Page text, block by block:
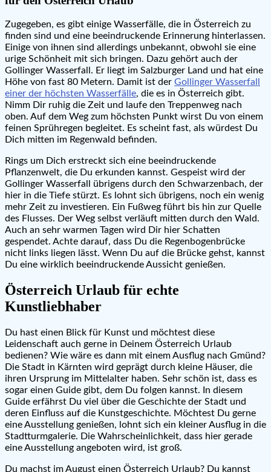
Zugegeben, es gibt einige Wasserfälle, die in Österreich zu
finden sind und eine beeindruckende Erinnerung hinterlassen.
Einige von ihnen sind allerdings unbekannt, obwohl sie eine
urige Schönheit mit sich bringen. Dazu gehört auch der
Gollinger Wasserfall. Er liegt im Salzburger Land und hat eine
Höhe von fast 80 Metern. Damit ist der Gollinger Wasserfall
einer der höchsten Wasserfälle, die es in Österreich gibt.
Nimm Dir ruhig die Zeit und laufe den Treppenweg nach
oben. Auf dem Weg zum höchsten Punkt wirst Du von einem
feinen Sprühregen begleitet. Es scheint fast, als würdest Du
Dich mitten im Regenwald befinden.
Rings um Dich erstreckt sich eine beeindruckende
Pflanzenwelt, die Du erkunden kannst. Gespeist wird der
Gollinger Wasserfall übrigens durch den Schwarzenbach, der
hier in die Tiefe stürzt. Es lohnt sich übrigens, noch ein wenig
mehr Zeit zu investieren. Ein Fußweg führt bis hin zur Quelle
des Flusses. Der Weg selbst verläuft mitten durch den Wald.
Auch an sehr warmen Tagen wird Dir hier Schatten
gespendet. Achte darauf, dass Du die Regenbogenbrücke
nicht links liegen lässt. Wenn Du auf die Brücke gehst, kannst
Du eine wirklich beeindruckende Aussicht genießen.
Österreich Urlaub für echte
Kunstliebhaber
Du hast einen Blick für Kunst und möchtest diese
Leidenschaft auch gerne in Deinem Österreich Urlaub
bedienen? Wie wäre es dann mit einem Ausflug nach Gmünd?
Die Stadt in Kärnten wird geprägt durch kleine Häuser, die
ihren Ursprung im Mittelalter haben. Sehr schön ist, dass es
sogar einen Guide gibt, dem Du folgen kannst. In diesem
Guide erfährst Du viel über die Geschichte der Stadt und
deren Einfluss auf die Kunstgeschichte. Möchtest Du gerne
eine Ausstellung genießen, lohnt sich ein kleiner Ausflug in die
Stadtturmgalerie. Die Wahrscheinlichkeit, dass hier gerade
eine Ausstellung angeboten wird, ist groß.
Du machst im August einen Österreich Urlaub? Du kannst